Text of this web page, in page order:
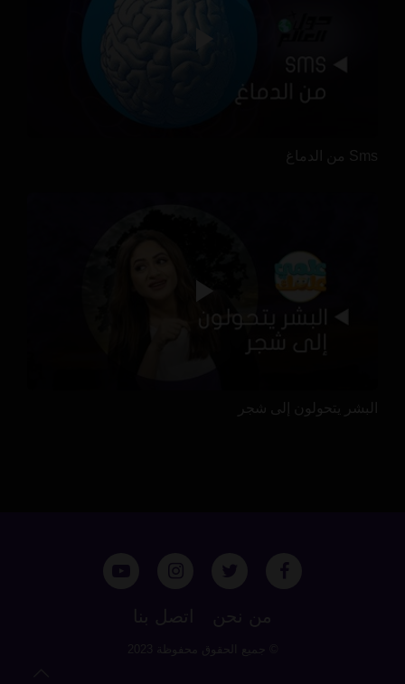
Sms من الدماغ
البشر يتحولون إلى شجر